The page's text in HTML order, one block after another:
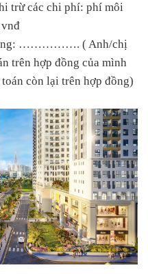
trừ các chi phí: phí môi
……………. ( Anh/chị
trên hợp đồng của mình
còn lại trên hợp đồng)